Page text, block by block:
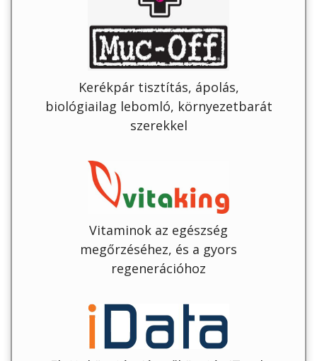
Kerékpár tisztítás, ápolás,
biológiailag lebomló, környezetbarát
szerekkel
Vitaminok az egészség
megőrzéséhez, és a gyors
regenerációhoz